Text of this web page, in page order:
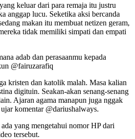
keluar dari para remaja itu justru
anggap lucu. Seketika aksi bercanda
makan itu membuat netizen geram,
tidak memiliki simpati dan empati
adab dan perasaanmu kepada
@fairuzarafiq
kristen dan katolik malah. Masa kalian
digituin. Seakan-akan senang-senang
Ajaran agama manapun juga nggak
komentar @dariushalways.
yang mengetahui nomor HP dari
tersebut.